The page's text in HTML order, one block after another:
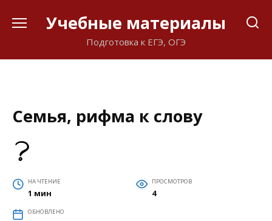
Учебные материалы
Подготовка к ЕГЭ, ОГЭ
Семья, рифма к слову
НА ЧТЕНИЕ
1 мин
ПРОСМОТРОВ
4
ОБНОВЛЕНО